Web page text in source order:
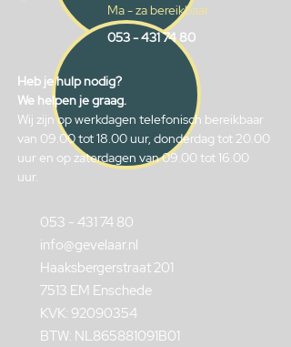
Ma - za bereikbaar
053 - 431 74 80
Heb je hulp nodig?
We helpen je graag.
Wij zijn op werkdagen telefonisch bereikbaar
van 09.00 tot 18.00 uur, donderdag tot 20.00
uur en op zaterdagen van 09.00 tot 16.00
uur.
053 - 431 74 80
info@gevelaar.nl
Haaksbergerstraat 201
7513 EM Enschede
KVK: 92090354
BTW: NL865881091B01